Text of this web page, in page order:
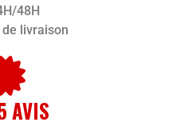
48H
livraison
AVIS